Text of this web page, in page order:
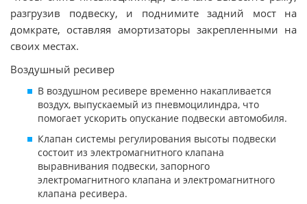
разгрузив подвеску, и поднимите задний мост на
домкрате, оставляя амортизаторы закрепленными на
своих местах.
Воздушный ресивер
В воздушном ресивере временно накапливается
воздух, выпускаемый из пневмоцилиндра, что
помогает ускорить опускание подвески автомобиля.
Клапан системы регулирования высоты подвески
состоит из электромагнитного клапана
выравнивания подвески, запорного
электромагнитного клапана и электромагнитного
клапана ресивера.